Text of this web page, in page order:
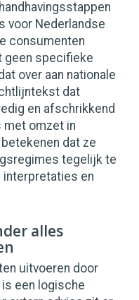
voor Nederlandse
consumenten
geen specifieke
over aan nationale
dat
en afschrikkend
met omzet in
dat ze
tegelijk te
interpretaties en
alles
uitvoeren door
een logische